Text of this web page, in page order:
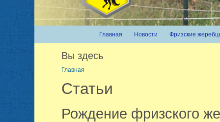
Главная Новости Фризские
Вы здесь
Главная
Статьи
Рождение фризского